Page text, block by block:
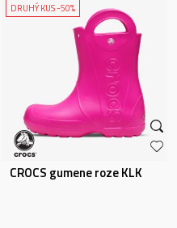
DRUHÝ KUS -50%
CROCS gumene roze KLK